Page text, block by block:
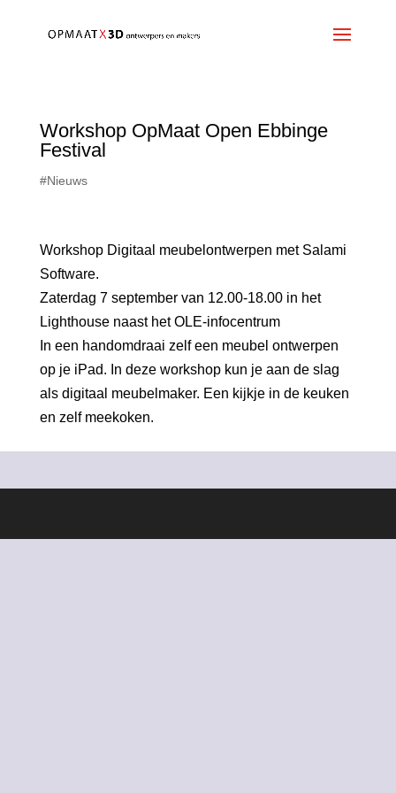
Workshop OpMaat Open Ebbinge
Festival
#Nieuws
Workshop Digitaal meubelontwerpen met Salami
Software.
Zaterdag 7 september van 12.00-18.00 in het
Lighthouse naast het OLE-infocentrum
In een handomdraai zelf een meubel ontwerpen
op je iPad. In deze workshop kun je aan de slag
als digitaal meubelmaker. Een kijkje in de keuken
en zelf meekoken.